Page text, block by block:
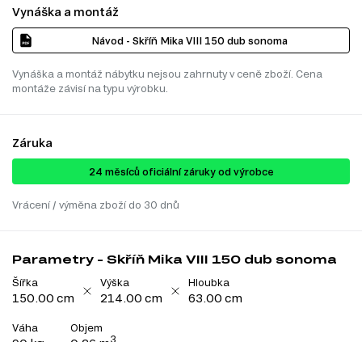
Vynáška a montáž
Návod - Skříň Mika VIII 150 dub sonoma
Vynáška a montáž nábytku nejsou zahrnuty v ceně zboží. Cena
montáže závisí na typu výrobku.
Záruka
24 ​​​​měsíců oficiální záruky od výrobce
Vrácení / výměna zboží do 30 dnů
Parametry - Skříň Mika VIII 150 dub sonoma
Šířka
150.00 cm
Výška
214.00 cm
Hloubka
63.00 cm
Váha Objem
3